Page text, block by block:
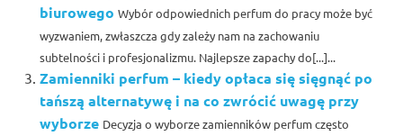
biurowego Wybór odpowiednich perfum do pracy może być
wyzwaniem, zwłaszcza gdy zależy nam na zachowaniu
subtelności i profesjonalizmu. Najlepsze zapachy do[...]...
Zamienniki perfum – kiedy opłaca się sięgnąć po
tańszą alternatywę i na co zwrócić uwagę przy
wyborze Decyzja o wyborze zamienników perfum często